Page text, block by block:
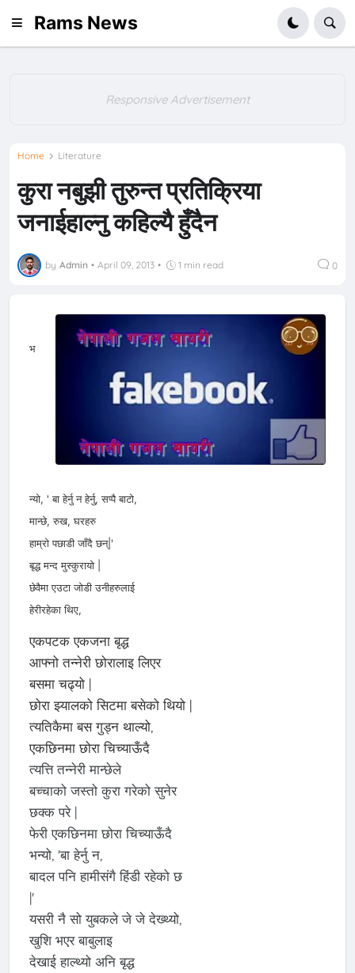
Rams News
Responsive Advertisement
Home Literature
कुरा नबुझी तुरुन्त प्रतिक्रिया
जनाईहाल्नु कहिल्यै हुँदैन
by Admin • April 09, 2013 • 1 min read 0
भ
न्यो, ' बा हेर्नु न हेर्नु, सप्पै बाटो,
मान्छे, रुख, घरहरु
हाम्रो पछाडी जाँदै छन्|'
बृद्ध मन्द मुस्कुरायो |
छेवैमा एउटा जोडी उनीहरुलाई
हेरीरहेका थिए,
एकपटक एकजना बृद्ध
आफ्नो तन्नेरी छोरालाइ लिएर
बसमा चढ्यो |
छोरा झ्यालको सिटमा बसेको थियो |
त्यतिकैमा बस गुड्न थाल्यो,
एकछिनमा छोरा चिच्याऊँदै
त्यत्ति तन्नेरी मान्छेले
बच्चाको जस्तो कुरा गरेको सुनेर
छक्क परे |
फेरी एकछिनमा छोरा चिच्याऊँदै
भन्यो, 'बा हेर्नु न,
बादल पनि हामीसंगै हिंडी रहेको छ
|'
यसरी नै सो युबकले जे जे देख्थ्यो,
खुशि भएर बाबुलाइ
देखाई हाल्थ्यो अनि बृद्ध